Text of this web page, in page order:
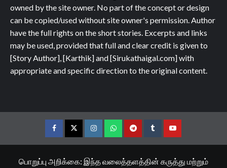
owned by the site owner. No part of the concept or design
can be copied/used without site owner's permission. Author
have the full rights on the short stories. Excerpts and links
may be used, provided that full and clear credit is given to
[Story Author], [Karthik] and [Sirukathaigal.com] with
appropriate and specific direction to the original content.
FacebookTwitterInstagramWhatsappTelegramTumblrYouTube
பொறுப்பு அறிக்கை: இந்த வலைத்தளத்தின் கருத்து மற்றும்